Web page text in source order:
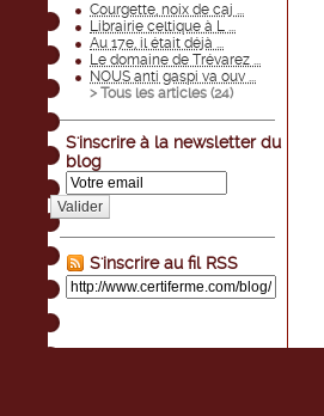
Courgette, noix de caj ...
Librairie celtique à L ...
Au 17e, il était déjà ...
Le domaine de Trévarez ...
NOUS anti gaspi va ouv ...
> Tous les articles (24)
S'inscrire à la newsletter du
blog
Valider
S'inscrire au fil RSS